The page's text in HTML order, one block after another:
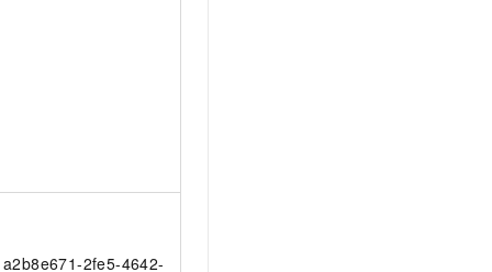
a2b8e671-2fe5-4642-